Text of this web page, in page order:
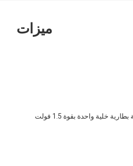
ميزات
خلية واحدة بقوة 1.5 فولت